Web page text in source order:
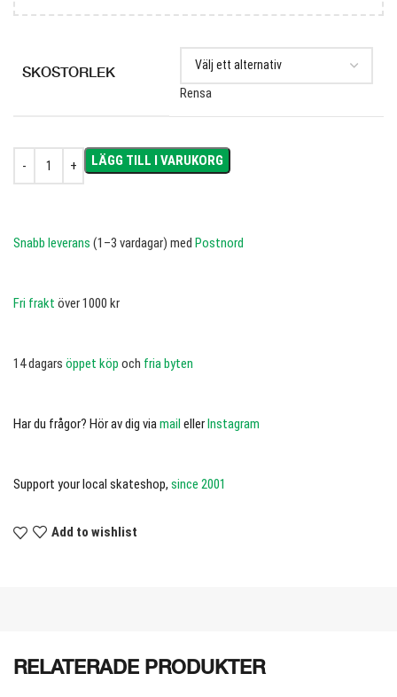
SKOSTORLEK
Rensa
LÄGG TILL I VARUKORG
Snabb leverans (1–3 vardagar) med Postnord
Fri frakt över 1000 kr
14 dagars öppet köp och fria byten
Har du frågor? Hör av dig via mail ellerInstagram
Support your local skateshop, since 2001
Add to wishlist
RELATERADE PRODUKTER